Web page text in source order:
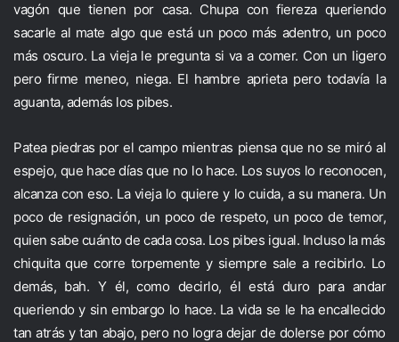
vagón que tienen por casa. Chupa con fiereza queriendo
sacarle al mate algo que está un poco más adentro, un poco
más oscuro. La vieja le pregunta si va a comer. Con un ligero
pero firme meneo, niega. El hambre aprieta pero todavía la
aguanta, además los pibes.
Patea piedras por el campo mientras piensa que no se miró al
espejo, que hace días que no lo hace. Los suyos lo reconocen,
alcanza con eso. La vieja lo quiere y lo cuida, a su manera. Un
poco de resignación, un poco de respeto, un poco de temor,
quien sabe cuánto de cada cosa. Los pibes igual. Incluso la más
chiquita que corre torpemente y siempre sale a recibirlo. Lo
demás, bah. Y él, como decirlo, él está duro para andar
queriendo y sin embargo lo hace. La vida se le ha encallecido
tan atrás y tan abajo, pero no logra dejar de dolerse por cómo